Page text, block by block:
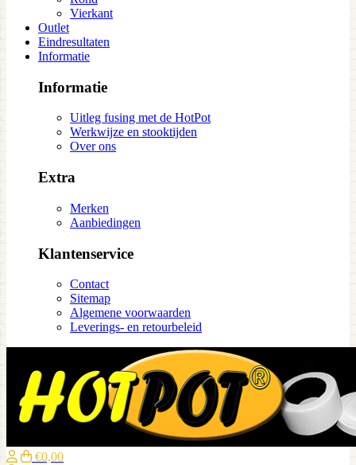
Vierkant
Outlet
Eindresultaten
Informatie
Informatie
Uitleg fusing met de HotPot
Werkwijze en stooktijden
Over ons
Extra
Merken
Aanbiedingen
Klantenservice
Contact
Sitemap
Algemene voorwaarden
Leverings- en retourbeleid
€0,00